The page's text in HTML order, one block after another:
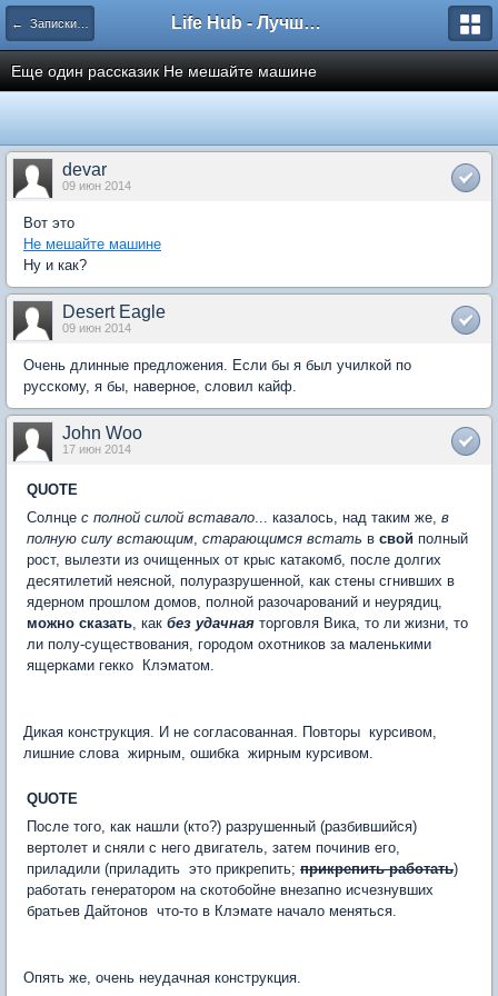
← Записки Общества Мертвых Поэтов Life Hub - Лучшие компьютерные игры мира
Еще один рассказик Не мешайте машине
devar
09 июн 2014
Вот это
Не мешайте машине
Ну и как?
Desert Eagle
09 июн 2014
Очень длинные предложения. Если бы я был училкой по
русскому, я бы, наверное, словил кайф.
John Woo
17 июн 2014
QUOTE
Солнце с полной силой вставало... казалось, над таким же, в
полную силу встающим, старающимся встать в свой полный
рост, вылезти из очищенных от крыс катакомб, после долгих
десятилетий неясной, полуразрушенной, как стены сгнивших в
ядерном прошлом домов, полной разочарований и неурядиц,
можно сказать, как без удачная торговля Вика, то ли жизни, то
ли полу-существования, городом охотников за маленькими
ящерками гекко  Клэматом.
Дикая конструкция. И не согласованная. Повторы  курсивом,
лишние слова  жирным, ошибка  жирным курсивом.
QUOTE
После того, как нашли (кто?) разрушенный (разбившийся)
вертолет и сняли с него двигатель, затем починив его,
приладили (приладить  это прикрепить; прикрепить работать)
работать генератором на скотобойне внезапно исчезнувших
братьев Дайтонов  что-то в Клэмате начало меняться.
Опять же, очень неудачная конструкция.